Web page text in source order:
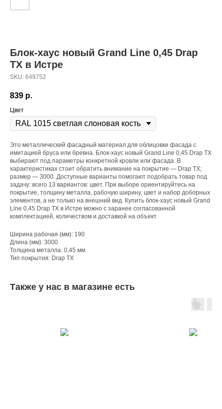
Блок-хаус новый Grand Line 0,45 Drap
ТХ в Истре
SKU: 649752
839 р.
Цвет
Это металлический фасадный материал для облицовки фасада с
имитацией бруса или бревна. Блок-хаус новый Grand Line 0,45 Drap ТХ
выбирают под параметры конкретной кровли или фасада. В
характеристиках стоит обратить внимание на покрытие — Drap ТХ;
размер — 3000. Доступные варианты помогают подобрать товар под
задачу: всего 13 вариантов: цвет. При выборе ориентируйтесь на
покрытие, толщину металла, рабочую ширину, цвет и набор доборных
элементов, а не только на внешний вид. Купить блок-хаус новый Grand
Line 0,45 Drap ТХ в Истре можно с заранее согласованной
комплектацией, количеством и доставкой на объект.
Ширина рабочая (мм): 190
Длина (мм): 3000
Толщина металла: 0,45 мм
Тип покрытия: Drap ТХ
Также у нас в магазине есть